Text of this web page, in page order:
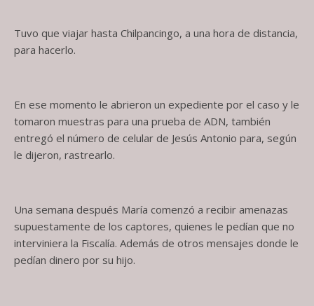
Tuvo que viajar hasta Chilpancingo, a una hora de distancia,
para hacerlo.
En ese momento le abrieron un expediente por el caso y le
tomaron muestras para una prueba de ADN, también
entregó el número de celular de Jesús Antonio para, según
le dijeron, rastrearlo.
Una semana después María comenzó a recibir amenazas
supuestamente de los captores, quienes le pedían que no
interviniera la Fiscalía. Además de otros mensajes donde le
pedían dinero por su hijo.